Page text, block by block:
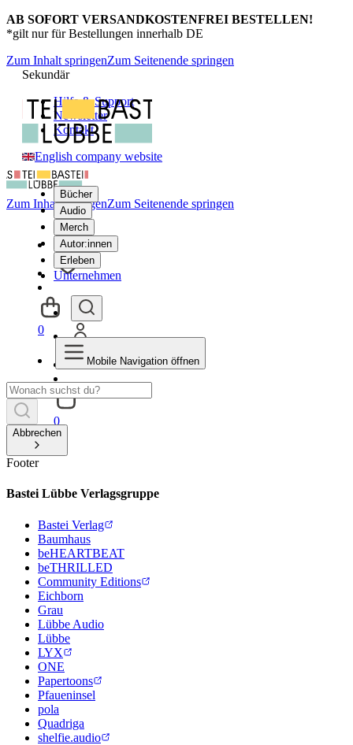
AB SOFORT VERSANDKOSTENFREI BESTELLEN!
*gilt nur für Bestellungen innerhalb DE
Zum Inhalt springenZum Seitenende springen
Sekundär
Hilfe & Support
Newsletter
Kontakt
English company website
Bücher
Audio
Merch
Autor:innen
Erleben
Unternehmen
0
Zum Inhalt springenZum Seitenende springen
0
Mobile Navigation öffnen
Abbrechen
Footer
Bastei Lübbe Verlagsgruppe
Bastei Verlag
Baumhaus
beHEARTBEAT
beTHRILLED
Community Editions
Eichborn
Grau
Lübbe Audio
Lübbe
LYX
ONE
Papertoons
Pfaueninsel
pola
Quadriga
shelfie.audio